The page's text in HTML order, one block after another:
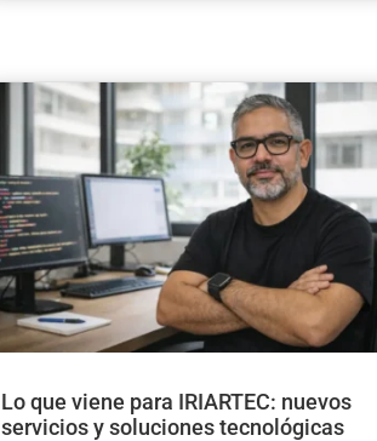
Lo que viene para IRIARTEC: nuevos
servicios y soluciones tecnológicas